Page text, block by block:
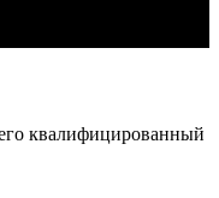
квалифицированный